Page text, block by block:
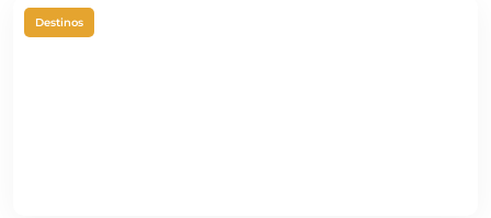
Destinos